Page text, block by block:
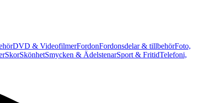
DVD & VideofilmerFordonFordonsdelar & tillbehörFoto,
SkorSkönhetSmycken & ÄdelstenarSport & FritidTelefoni,